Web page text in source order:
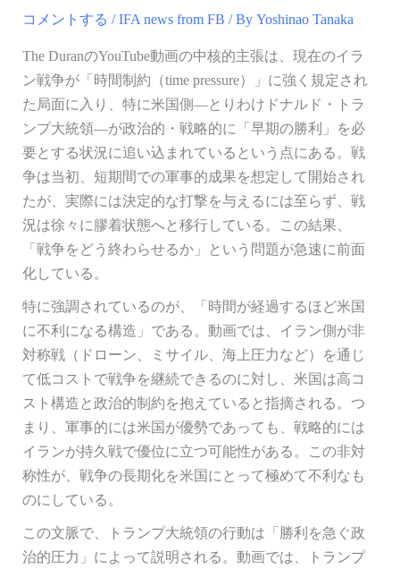
コメントする /IFA news from FB / By Yoshinao Tanaka
The DuranのYouTube動画の中核的主張は、現在のイラ
ン戦争が「時間制約（time pressure）」に強く規定され
た局面に入り、特に米国側—とりわけドナルド・トラ
ンプ大統領—が政治的・戦略的に「早期の勝利」を必
要とする状況に追い込まれているという点にある。戦
争は当初、短期間での軍事的成果を想定して開始され
たが、実際には決定的な打撃を与えるには至らず、戦
況は徐々に膠着状態へと移行している。この結果、
「戦争をどう終わらせるか」という問題が急速に前面
化している。
特に強調されているのが、「時間が経過するほど米国
に不利になる構造」である。動画では、イラン側が非
対称戦（ドローン、ミサイル、海上圧力など）を通じ
て低コストで戦争を継続できるのに対し、米国は高コ
スト構造と政治的制約を抱えていると指摘される。つ
まり、軍事的には米国が優勢であっても、戦略的には
イランが持久戦で優位に立つ可能性がある。この非対
称性が、戦争の長期化を米国にとって極めて不利なも
のにしている。
この文脈で、トランプ大統領の行動は「勝利を急ぐ政
治的圧力」によって説明される。動画では、トランプ